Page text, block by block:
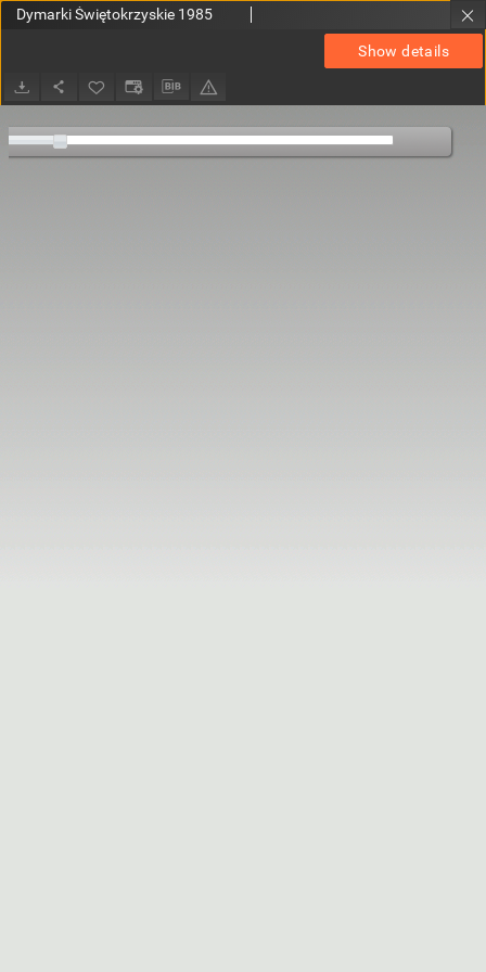
Show details
Dymarki Świętokrzyskie 1985